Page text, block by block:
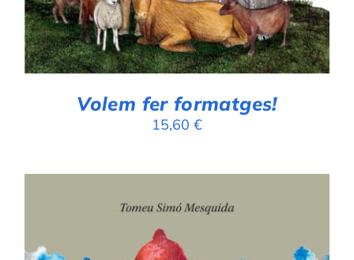
Volem fer formatges!
15,60 €